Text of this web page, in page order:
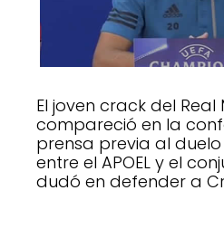
El joven crack del Real
compareció en la
prensa previa al
entre el APOEL y el
dudó en defender a